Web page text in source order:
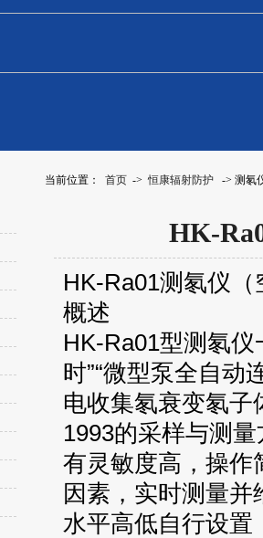
当前位置： 首页 -> 恒康辐射防护 -> 测氡
HK-
HK-Ra01测氡仪
概述
HK-Ra01型测氡仪
时”“微型泵全自动
电收集氡衰变氡子
1993的采样与测
有灵敏度高，操作
因素，实时测量
水平高低自行设置